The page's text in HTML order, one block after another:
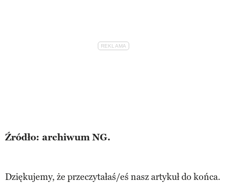
Źródło: archiwum NG.
Dziękujemy, że przeczytałaś/eś nasz artykuł do końca.